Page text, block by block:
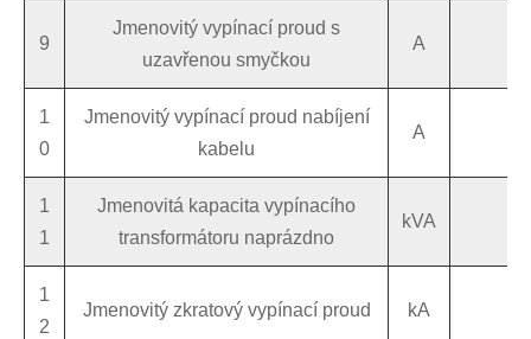
9
Jmenovitý vypínací proud s
uzavřenou smyčkou
A
1
0
Jmenovitý vypínací proud nabíjení
kabelu
A
1
1
Jmenovitá kapacita vypínacího
transformátoru naprázdno
kVA
1
2
Jmenovitý zkratový vypínací proud kA